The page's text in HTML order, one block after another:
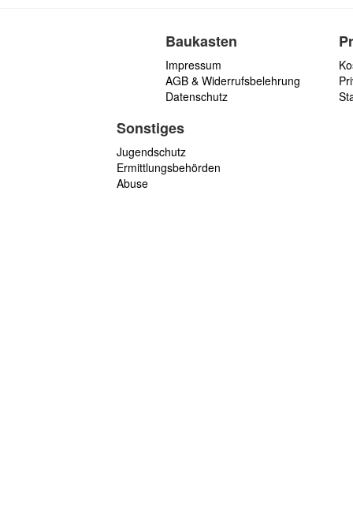
Baukasten
Impressum
AGB & Widerrufsbelehrung
Datenschutz
Sonstiges
Jugendschutz
Ermittlungsbehörden
Abuse